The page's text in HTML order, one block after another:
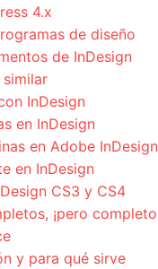
4.x
de diseño
de InDesign
InDesign
en InDesign
en Adobe InDesign
en InDesign
CS3 y CS4
¡pero
y para qué sirve